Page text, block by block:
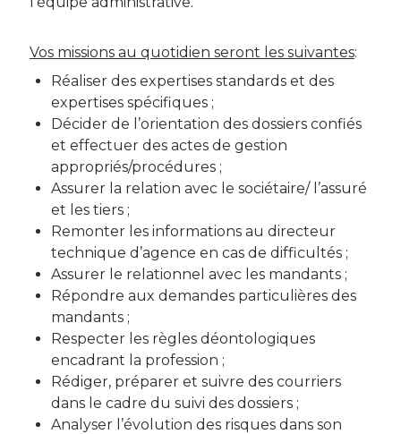
Vos missions au quotidien seront les suivantes:
Réaliser des expertises standards et des
expertises spécifiques ;
Décider de l’orientation des dossiers confiés
et effectuer des actes de gestion
appropriés/procédures ;
Assurer la relation avec le sociétaire/ l’assuré
et les tiers ;
Remonter les informations au directeur
technique d’agence en cas de difficultés ;
Assurer le relationnel avec les mandants ;
Répondre aux demandes particulières des
mandants ;
Respecter les règles déontologiques
encadrant la profession ;
Rédiger, préparer et suivre des courriers
dans le cadre du suivi des dossiers ;
Analyser l’évolution des risques dans son